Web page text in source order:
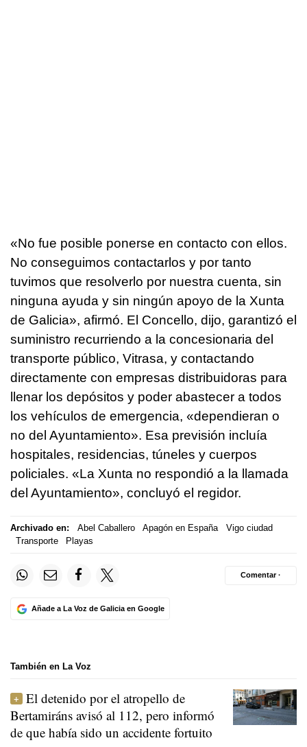
«No fue posible ponerse en contacto con ellos.
No conseguimos contactarlos y por tanto
tuvimos que resolverlo por nuestra cuenta, sin
ninguna ayuda y sin ningún apoyo de la Xunta
de Galicia», afirmó. El Concello, dijo, garantizó el
suministro recurriendo a la concesionaria del
transporte público, Vitrasa, y contactando
directamente con empresas distribuidoras para
llenar los depósitos y poder abastecer a todos
los vehículos de emergencia, «dependieran o
no del Ayuntamiento». Esa previsión incluía
hospitales, residencias, túneles y cuerpos
policiales. «La Xunta no respondió a la llamada
del Ayuntamiento», concluyó el regidor.
Archivado en: Abel Caballero Apagón en España
Vigo ciudad
Transporte
Playas
Añade a La Voz de Galicia en Google
Comentar ·
También en La Voz
El detenido por el atropello de
Bertamiráns avisó al 112, pero informó
de que había sido un accidente fortuito